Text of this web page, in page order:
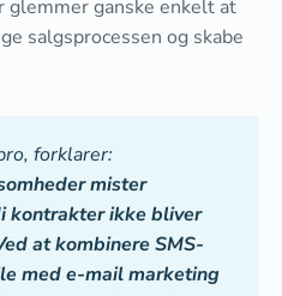
glemmer ganske enkelt at
salgsprocessen og skabe
forklarer:
mister
ikke bliver
at kombinere SMS-
med e-mail marketing